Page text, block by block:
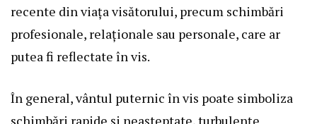
recente din viața visătorului, precum schimbări
profesionale, relaționale sau personale, care ar
putea fi reflectate în vis.
În general, vântul puternic în vis poate simboliza
schimbări rapide și neașteptate, turbulențe